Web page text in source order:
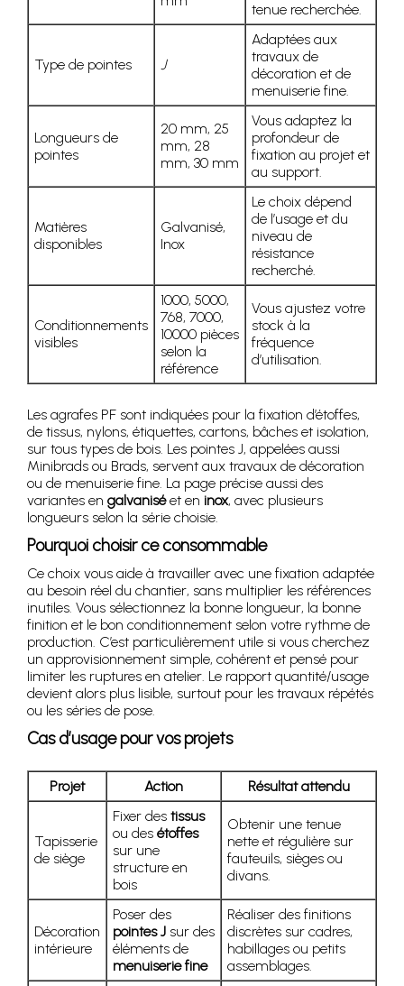
tenue recherchée.
Type de pointes J
Adaptées aux
travaux de
décoration et de
menuiserie fine.
Longueurs de
pointes
20 mm, 25
mm, 28
mm, 30 mm
Vous adaptez la
profondeur de
fixation au projet et
au support.
Matières
disponibles
Galvanisé,
Inox
Le choix dépend
de l’usage et du
niveau de
résistance
recherché.
Conditionnements
visibles
1000, 5000,
768, 7000,
10000 pièces
selon la
référence
Vous ajustez votre
stock à la
fréquence
d’utilisation.
Les agrafes PF sont indiquées pour la fixation d’étoffes,
de tissus, nylons, étiquettes, cartons, bâches et isolation,
sur tous types de bois. Les pointes J, appelées aussi
Minibrads ou Brads, servent aux travaux de décoration
ou de menuiserie fine. La page précise aussi des
variantes en galvaniséet en inox, avec plusieurs
longueurs selon la série choisie.
Pourquoi choisir ce consommable
Ce choix vous aide à travailler avec une fixation adaptée
au besoin réel du chantier, sans multiplier les références
inutiles. Vous sélectionnez la bonne longueur, la bonne
finition et le bon conditionnement selon votre rythme de
production. C’est particulièrement utile si vous cherchez
un approvisionnement simple, cohérent et pensé pour
limiter les ruptures en atelier. Le rapport quantité/usage
devient alors plus lisible, surtout pour les travaux répétés
ou les séries de pose.
Cas d’usage pour vos projets
Projet Action Résultat attendu
Tapisserie
de siège
Fixer des tissus
ou des étoffes
sur une
structure en
bois
Obtenir une tenue
nette et régulière sur
fauteuils, sièges ou
divans.
Décoration
intérieure
Poser des
pointes J sur des
éléments de
menuiserie fine
Réaliser des finitions
discrètes sur cadres,
habillages ou petits
assemblages.